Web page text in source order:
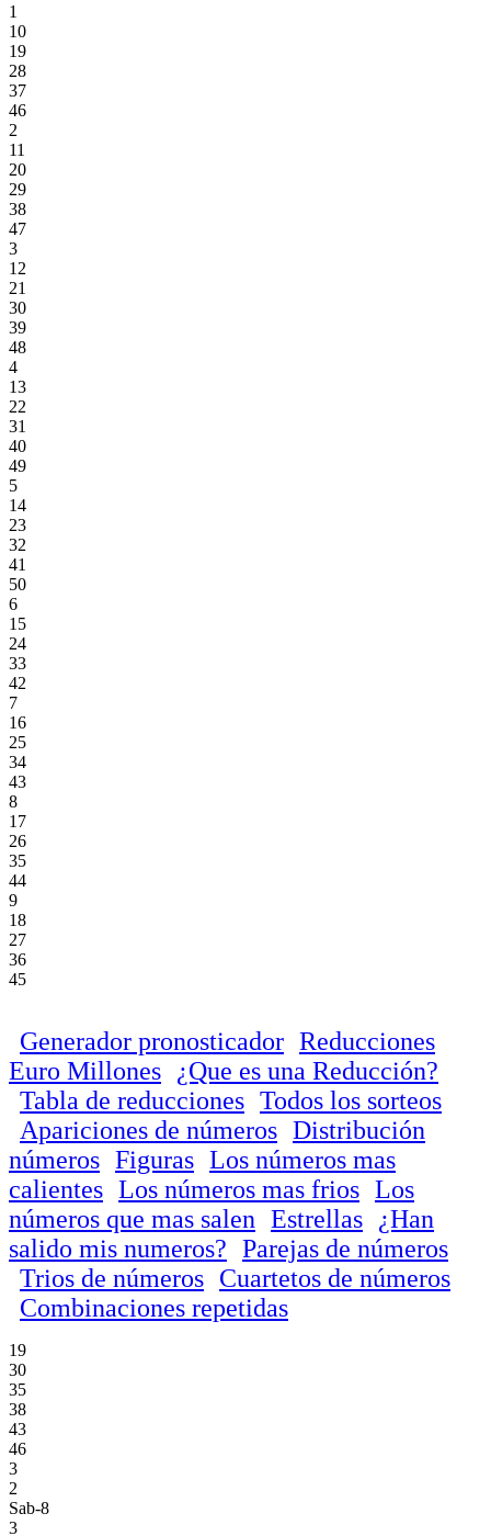
1
10
19
28
37
46
2
11
20
29
38
47
3
12
21
30
39
48
4
13
22
31
40
49
5
14
23
32
41
50
6
15
24
33
42
7
16
25
34
43
8
17
26
35
44
9
18
27
36
45
Generador pronosticador Reducciones
Euro Millones
¿Que es una Reducción?
Tabla de reducciones Todos los sorteos
Apariciones de números Distribución
números Figuras Los números mas
calientes Los números mas frios Los
números que mas salen Estrellas
¿Han
salido mis numeros? Parejas de números
Trios de números Cuartetos de números
Combinaciones repetidas
19
30
35
38
43
46
3
2
Sab-8
3